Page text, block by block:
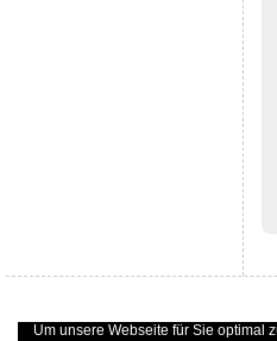
Um unsere Webseite für Sie optimal